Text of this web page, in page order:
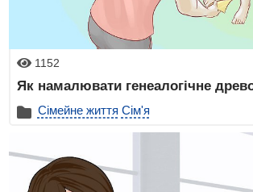
1152
Як намалювати генеалогічне
Сімейне життя Сім'я